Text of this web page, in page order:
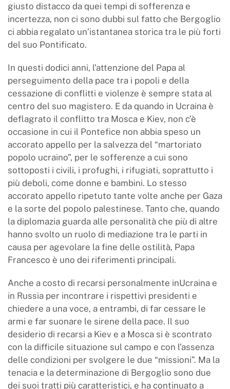
giusto distacco da quei tempi di sofferenza e
incertezza, non ci sono dubbi sul fatto che Bergoglio
ci abbia regalato un’istantanea storica tra le più forti
del suo Pontificato.
In questi dodici anni, l’attenzione del Papa al
perseguimento della pace tra i popoli e della
cessazione di conflitti e violenze è sempre stata al
centro del suo magistero. E da quando in Ucraina è
deflagrato il conflitto tra Mosca e Kiev, non c’è
occasione in cui il Pontefice non abbia speso un
accorato appello per la salvezza del “martoriato
popolo ucraino”, per le sofferenze a cui sono
sottoposti i civili, i profughi, i rifugiati, soprattutto i
più deboli, come donne e bambini. Lo stesso
accorato appello ripetuto tante volte anche per Gaza
e la sorte del popolo palestinese. Tanto che, quando
la diplomazia guarda alle personalità che più di altre
hanno svolto un ruolo di mediazione tra le parti in
causa per agevolare la fine delle ostilità, Papa
Francesco è uno dei riferimenti principali.
Anche a costo di recarsi personalmente inUcraina e
in Russia per incontrare i rispettivi presidenti e
chiedere a una voce, a entrambi, di far cessare le
armi e far suonare le sirene della pace. Il suo
desiderio di recarsi a Kiev e a Mosca si è scontrato
con la difficile situazione sul campo e con l’assenza
delle condizioni per svolgere le due “missioni”. Ma la
tenacia e la determinazione di Bergoglio sono due
dei suoi tratti più caratteristici, e ha continuato a